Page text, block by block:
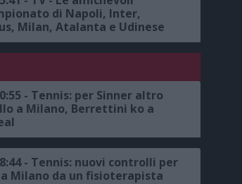
di Napoli, Inter,
Milan, Atalanta e Udinese
il calendario completo
- Tennis: per Sinner altro
a Milano, Berrettini ko a
- Tennis: nuovi controlli per
Milano da un fisioterapista